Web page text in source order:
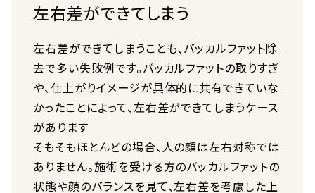
左右差ができてしまう
左右差ができてしまうことも、バッカルファット除
去で多い失敗例です。バッカルファットの取りすぎ
や、仕上がりイメージが具体的に共有できていな
かったことによって、左右差ができてしまうケース
があります
そもそもほとんどの場合、人の顔は左右対称では
ありません。施術を受ける方のバッカルファットの
状態や顔のバランスを見て、左右差を考慮した上